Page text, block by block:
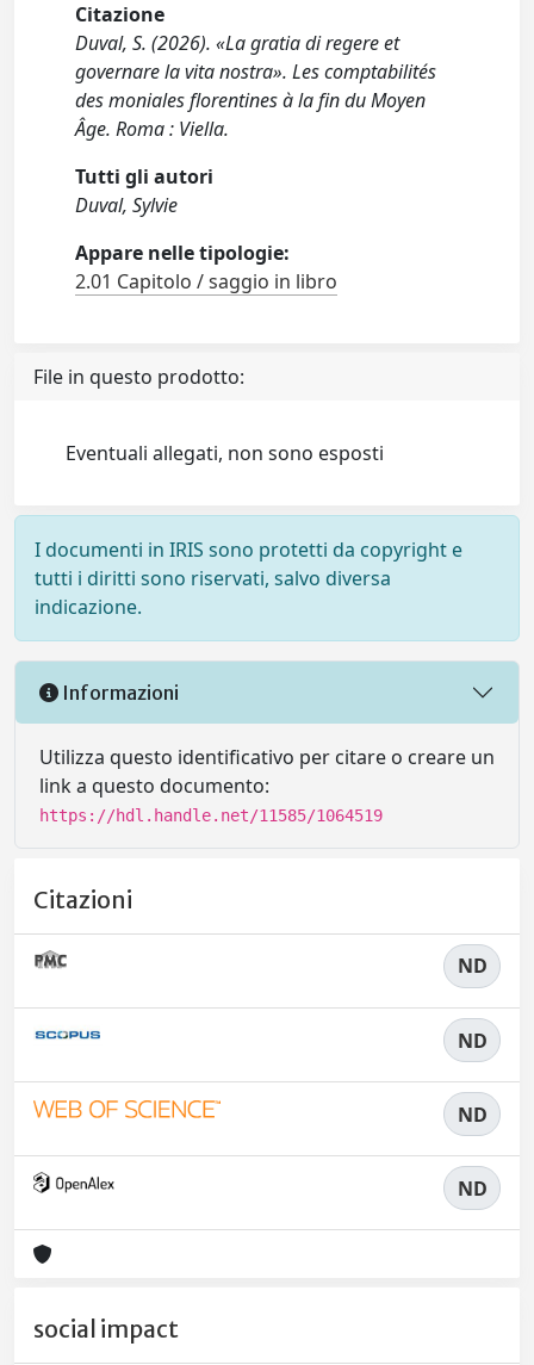
Citazione
Duval, S. (2026). «La gratia di regere et
governare la vita nostra». Les comptabilités
des moniales florentines à la fin du Moyen
Âge. Roma : Viella.
Tutti gli autori
Duval, Sylvie
Appare nelle tipologie:
2.01 Capitolo / saggio in libro
File in questo prodotto:
Eventuali allegati, non sono esposti
I documenti in IRIS sono protetti da copyright e
tutti i diritti sono riservati, salvo diversa
indicazione.
Informazioni
Utilizza questo identificativo per citare o creare un
link a questo documento:
https://hdl.handle.net/11585/1064519
Citazioni
ND
ND
ND
ND
social impact